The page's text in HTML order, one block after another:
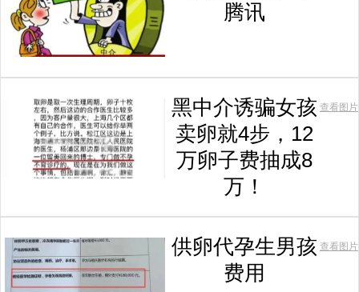
腾讯
黑中介诱骗女孩
卖卵就4步，12
万卵子费抽成8
万！
查看图片
供卵代孕生男孩
费用
查看图片